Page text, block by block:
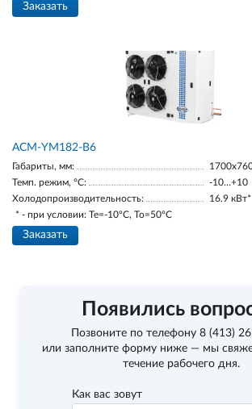
Заказать
АСМ-YM182-В6
Габариты, мм:
Темп. режим, °С:
-10…+10
Холодопроизводительность:
16.9 кВт*
* - при условии: Te=-10ºC, To=50ºC
Заказать
Появились
Позвоните по телефону 8 (413)
или заполните форму ниже — мы
течение рабочего дня.
Как вас зовут